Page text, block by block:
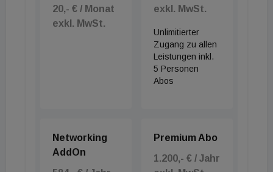
20,- € / Monat
exkl. MwSt.
exkl. MwSt.
Unlimitierter
Zugang zu allen
Leistungen inkl.
5 Personen
Abos
Networking
AddOn
Premium Abo
1.200,- € / Jahr